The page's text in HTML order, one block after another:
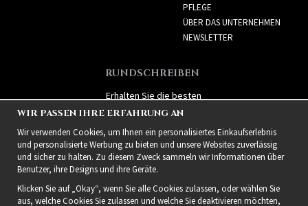
PFLEGE
ÜBER DAS UNTERNEHMEN
NEWSLETTER
RUNDSCHREIBEN
Erhalten Sie die besten
Angebote und spannende
neue Produkte!
WIR PASSEN IHRE ERFAHRUNG AN
Wir verwenden Cookies, um Ihnen ein personalisiertes Einkaufserlebnis
und personalisierte Werbung zu bieten und unsere Websites zuverlässig
und sicher zu halten. Zu diesem Zweck sammeln wir Informationen über
Benutzer, ihre Designs und ihre Geräte.
Klicken Sie auf „Okay“, wenn Sie alle Cookies zulassen, oder wählen Sie
aus, welche Cookies Sie zulassen und welche Sie deaktivieren möchten,